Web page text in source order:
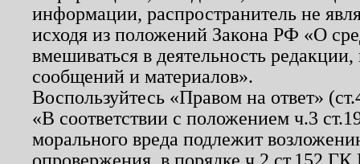
информации, распространитель не
исходя из положений Закона РФ «О
вмешиваться в деятельность
сообщений и материалов».
Воспользуйтесь «Правом на ответ»
«В соответствии с положением ч.3
морального вреда подлежит
опровержения, в порядке ч.2 ст.152